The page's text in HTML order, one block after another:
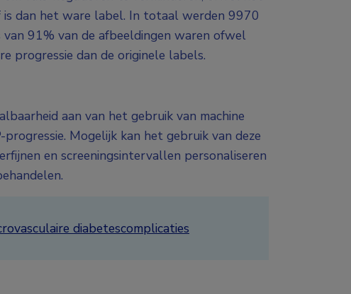
is dan het ware label. In totaal werden 9970
91% van de afbeeldingen waren ofwel
progressie dan de originele labels.
aan van het gebruik van machine
Mogelijk kan het gebruik van deze
en screeningsintervallen personaliseren
diabetescomplicaties